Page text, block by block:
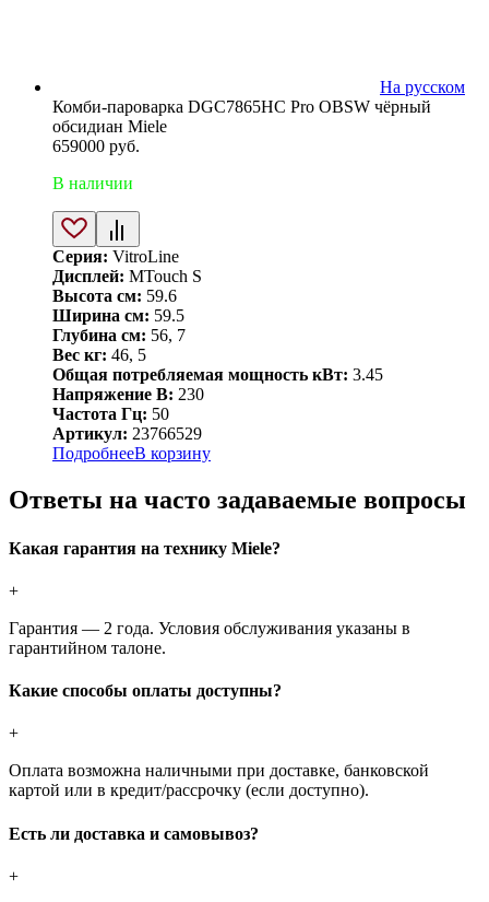
На русском
Комби-пароварка DGC7865HC Pro OBSW чёрный
обсидиан Miele
659000 руб.
В наличии
Серия: VitroLine
Дисплей: MTouch S
Высота см: 59.6
Ширина см: 59.5
Глубина см: 56, 7
Вес кг: 46, 5
Общая потребляемая мощность кВт: 3.45
Напряжение В: 230
Частота Гц: 50
Артикул: 23766529
ПодробнееВ корзину
Ответы на часто задаваемые вопросы
Какая гарантия на технику Miele?
+
Гарантия — 2 года. Условия обслуживания указаны в
гарантийном талоне.
Какие способы оплаты доступны?
+
Оплата возможна наличными при доставке, банковской
картой или в кредит/рассрочку (если доступно).
Есть ли доставка и самовывоз?
+